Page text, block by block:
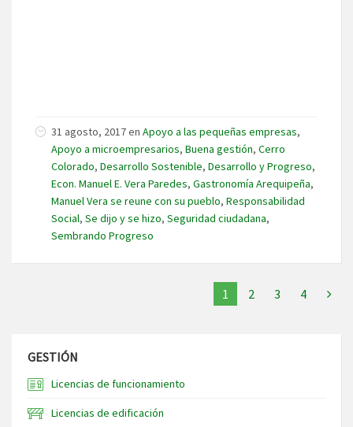
31 agosto, 2017en Apoyo a las pequeñas empresas,
Apoyo a microempresarios, Buena gestión, Cerro
Colorado, Desarrollo Sostenible, Desarrollo y Progreso,
Econ. Manuel E. Vera Paredes, Gastronomía Arequipeña,
Manuel Vera se reune con su pueblo, Responsabilidad
Social, Se dijo y se hizo, Seguridad ciudadana,
Sembrando Progreso
1 2 3 4
GESTIÓN
Licencias de funcionamiento
Licencias de edificación